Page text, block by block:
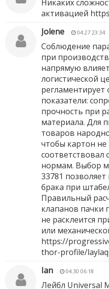
Никаких
активацией
Jolene
04.27 23:34
Соблюдение
при
напрямую
логистической
регламентирует
показатели:
прочность при
материала. Для
товаров
чтобы картон
соответствовал
нормам. Выбор
33781
брака при
Правильный
клапанов пачки
не расклеится
или
https://
thor-profile/
Ian
04.30 06:18
Лейбл Universal